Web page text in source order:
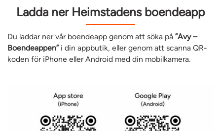
Ladda ner Heimstadens boendeapp
Du laddar ner vår boendeapp genom att söka på ”Avy –
Boendeappen”i din appbutik, eller genom att scanna QR-
koden för iPhone eller Android med din mobilkamera.